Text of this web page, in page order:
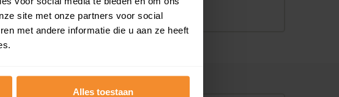
site met onze partners voor social
met andere informatie die u aan ze heeft
Alles toestaan